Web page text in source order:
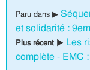
Paru dans ▶
et solidarité :
Plus récent ▶ Les
complète - EMC